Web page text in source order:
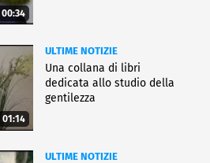
00:34
01:14
ULTIME NOTIZIE
Una collana di libri
dedicata allo studio della
gentilezza
ULTIME NOTIZIE